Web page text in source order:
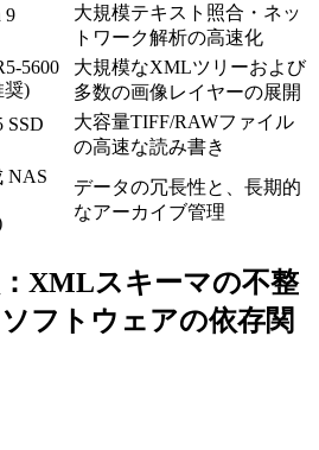
9
大規模テキスト照合・ネッ
トワーク解析の高速化
5600
奨)
大規模なXMLツリーおよび
多数の画像レイヤーの展開
SSD
大容量TIFF/RAWファイル
の高速な読み書き
NAS
データの冗長性と、長期的
なアーカイブ管理
XMLスキーマの不整
フトウェアの依存関